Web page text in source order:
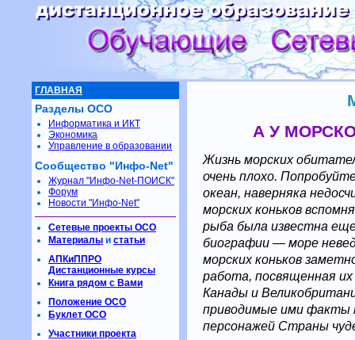
А У
Жизнь морских
очень плохо.
океан, наверняка
морских коньков
рыба была известна
биографии — море
морских коньков
работа, посвященная
Канады и
приводимые ими факты
персонажей Страны
ГЛАВНАЯ
Разделы ОСО
Информатика и ИКТ
Экономика
Управление в образовании
Сообщество "Инфо-Net"
Журнал "Инфо-Net-ПОИСК"
Форум
Новости "Инфо-Net"
Сетевые проекты ОСО
Материалы и статьи
АПКиППРО
Дистанционные курсы
Книга рядом с Вами
Положение ОСО
Буклет ОСО
Участники проекта